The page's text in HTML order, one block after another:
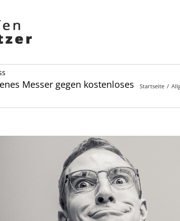
Messer gegen kostenloses
Startseite